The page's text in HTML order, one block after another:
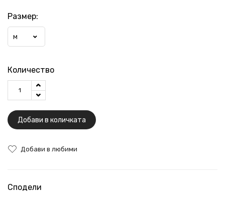
Размер:
M
Количество
Добави в количката
Добави в любими
Сподели